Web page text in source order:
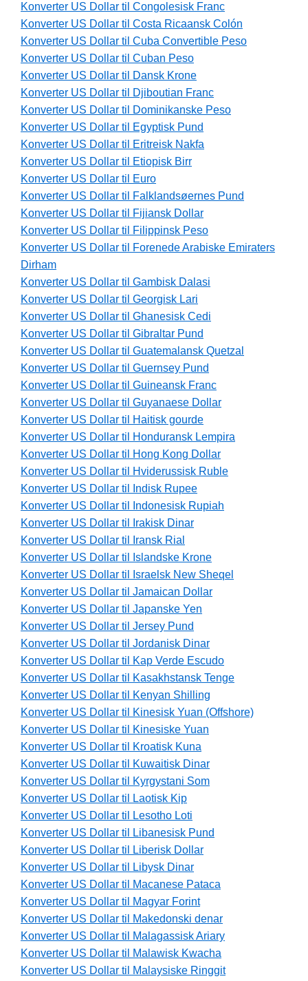
Konverter US Dollar til Congolesisk Franc
Konverter US Dollar til Costa Ricaansk Colón
Konverter US Dollar til Cuba Convertible Peso
Konverter US Dollar til Cuban Peso
Konverter US Dollar til Dansk Krone
Konverter US Dollar til Djiboutian Franc
Konverter US Dollar til Dominikanske Peso
Konverter US Dollar til Egyptisk Pund
Konverter US Dollar til Eritreisk Nakfa
Konverter US Dollar til Etiopisk Birr
Konverter US Dollar til Euro
Konverter US Dollar til Falklandsøernes Pund
Konverter US Dollar til Fijiansk Dollar
Konverter US Dollar til Filippinsk Peso
Konverter US Dollar til Forenede Arabiske Emiraters
Dirham
Konverter US Dollar til Gambisk Dalasi
Konverter US Dollar til Georgisk Lari
Konverter US Dollar til Ghanesisk Cedi
Konverter US Dollar til Gibraltar Pund
Konverter US Dollar til Guatemalansk Quetzal
Konverter US Dollar til Guernsey Pund
Konverter US Dollar til Guineansk Franc
Konverter US Dollar til Guyanaese Dollar
Konverter US Dollar til Haitisk gourde
Konverter US Dollar til Honduransk Lempira
Konverter US Dollar til Hong Kong Dollar
Konverter US Dollar til Hviderussisk Ruble
Konverter US Dollar til Indisk Rupee
Konverter US Dollar til Indonesisk Rupiah
Konverter US Dollar til Irakisk Dinar
Konverter US Dollar til Iransk Rial
Konverter US Dollar til Islandske Krone
Konverter US Dollar til Israelsk New Sheqel
Konverter US Dollar til Jamaican Dollar
Konverter US Dollar til Japanske Yen
Konverter US Dollar til Jersey Pund
Konverter US Dollar til Jordanisk Dinar
Konverter US Dollar til Kap Verde Escudo
Konverter US Dollar til Kasakhstansk Tenge
Konverter US Dollar til Kenyan Shilling
Konverter US Dollar til Kinesisk Yuan (Offshore)
Konverter US Dollar til Kinesiske Yuan
Konverter US Dollar til Kroatisk Kuna
Konverter US Dollar til Kuwaitisk Dinar
Konverter US Dollar til Kyrgystani Som
Konverter US Dollar til Laotisk Kip
Konverter US Dollar til Lesotho Loti
Konverter US Dollar til Libanesisk Pund
Konverter US Dollar til Liberisk Dollar
Konverter US Dollar til Libysk Dinar
Konverter US Dollar til Macanese Pataca
Konverter US Dollar til Magyar Forint
Konverter US Dollar til Makedonski denar
Konverter US Dollar til Malagassisk Ariary
Konverter US Dollar til Malawisk Kwacha
Konverter US Dollar til Malaysiske Ringgit